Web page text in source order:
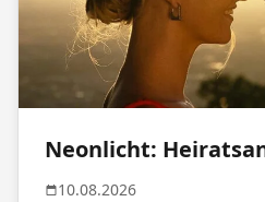
Neonlicht:
10.08.2026